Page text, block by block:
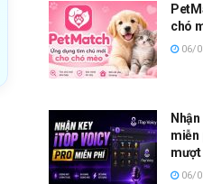
chó
06/
miễn
mượt
06/